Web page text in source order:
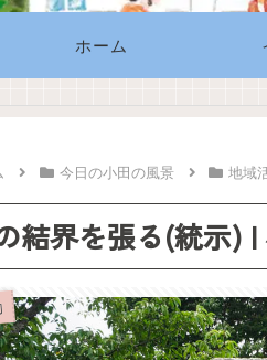
ホーム
今日の小田の風景 地域
結界を張る(統示) |